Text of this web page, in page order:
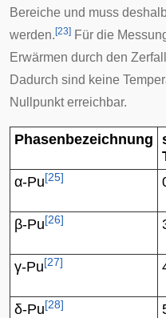
Bereiche und muss
werden. [23] Für die
Erwärmen durch den
Dadurch sind keine
Nullpunkt erreichbar.
Phasenbezeichnung
α-Pu [25]
β-Pu [26]
γ-Pu [27]
δ-Pu [28]